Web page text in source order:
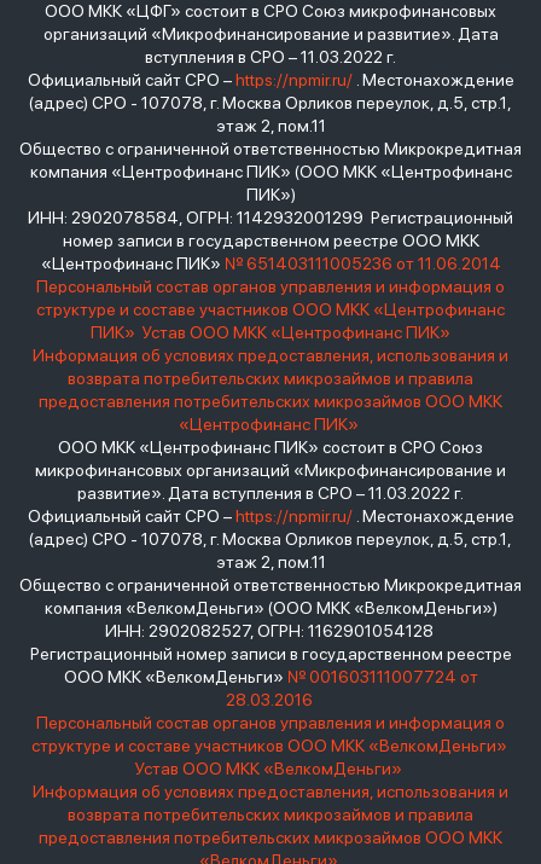
ООО МКК «ЦФГ» состоит в СРО Союз микрофинансовых
организаций «Микрофинансирование и развитие». Дата
вступления в СРО – 11.03.2022 г.
Официальный сайт СРО –https://npmir.ru/. Местонахождение
(адрес) СРО - 107078, г. Москва Орликов переулок, д.5, стр.1,
этаж 2, пом.11
Общество с ограниченной ответственностью Микрокредитная
компания «Центрофинанс ПИК» (ООО МКК «Центрофинанс
ПИК»)
ИНН: 2902078584, ОГРН: 1142932001299 Регистрационный
номер записи в государственном реестре ООО МКК
«Центрофинанс ПИК» № 651403111005236 от 11.06.2014
Персональный состав органов управления и информация о
структуре и составе участников ООО МКК «Центрофинанс
ПИК» Устав ООО МКК «Центрофинанс ПИК»
Информация об условиях предоставления, использования и
возврата потребительских микрозаймов и правила
предоставления потребительских микрозаймов ООО МКК
«Центрофинанс ПИК»
ООО МКК «Центрофинанс ПИК» состоит в СРО Союз
микрофинансовых организаций «Микрофинансирование и
развитие». Дата вступления в СРО – 11.03.2022 г.
Официальный сайт СРО –https://npmir.ru/. Местонахождение
(адрес) СРО - 107078, г. Москва Орликов переулок, д.5, стр.1,
этаж 2, пом.11
Общество с ограниченной ответственностью Микрокредитная
компания «ВелкомДеньги» (ООО МКК «ВелкомДеньги»)
ИНН: 2902082527, ОГРН: 1162901054128
Регистрационный номер записи в государственном реестре
ООО МКК «ВелкомДеньги» № 001603111007724 от
28.03.2016
Персональный состав органов управления и информация о
структуре и составе участников ООО МКК «ВелкомДеньги»
Устав ООО МКК «ВелкомДеньги»
Информация об условиях предоставления, использования и
возврата потребительских микрозаймов и правила
предоставления потребительских микрозаймов ООО МКК